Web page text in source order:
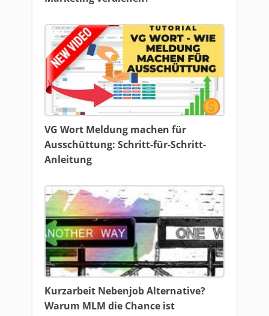
VG Wort Meldung machen für
Ausschüttung: Schritt-für-Schritt-
Anleitung
Kurzarbeit Nebenjob Alternative?
Warum MLM die Chance ist